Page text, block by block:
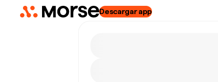
Descargar app